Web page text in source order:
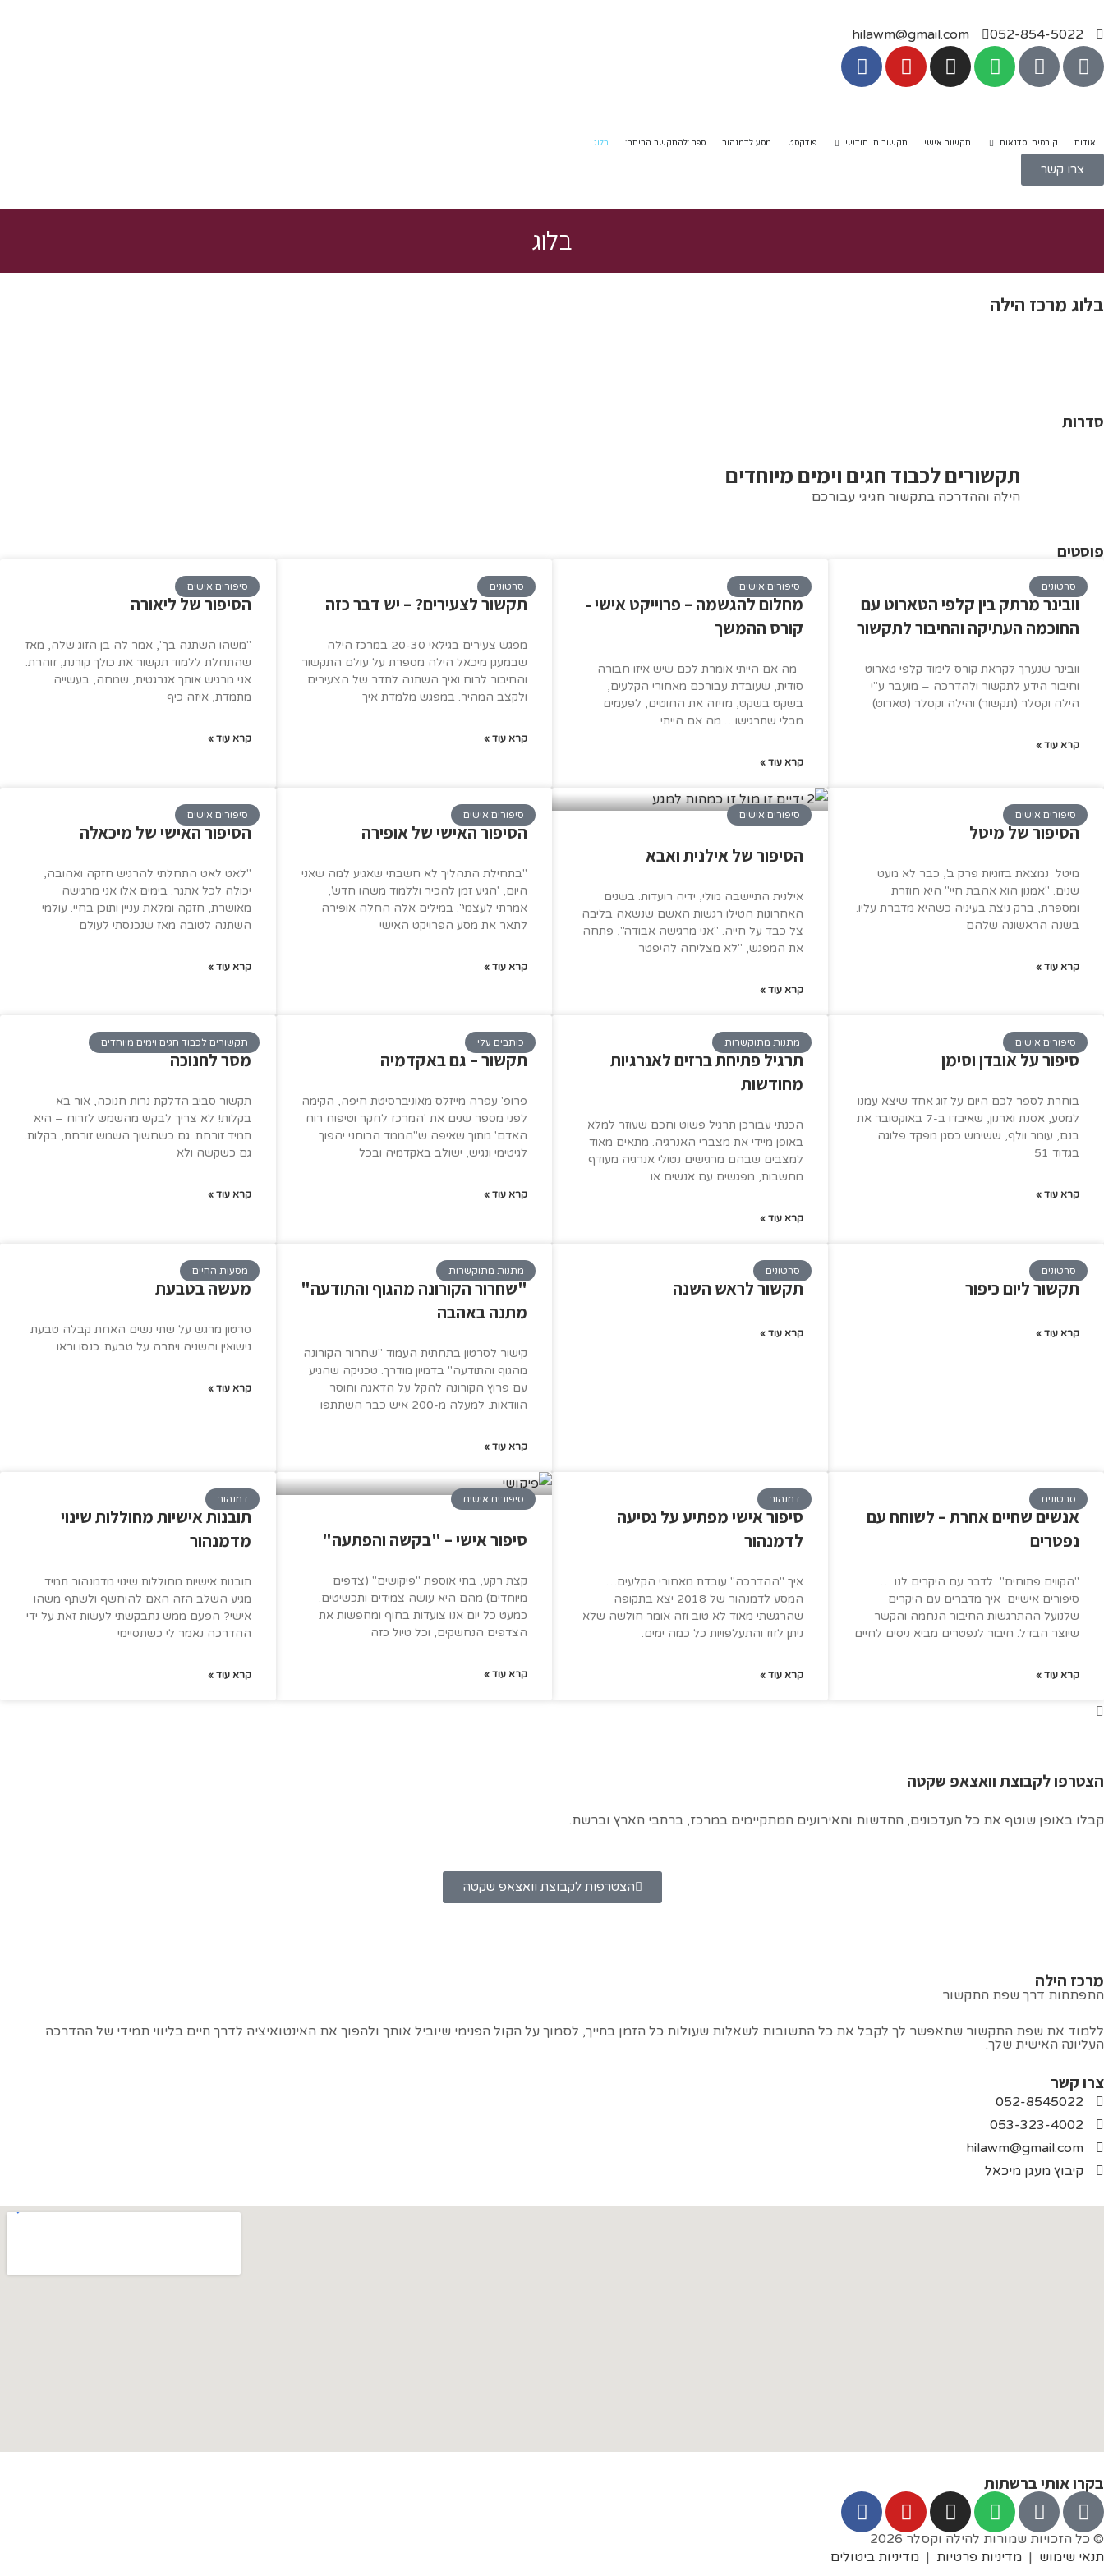
052-854-5022
hilawm@gmail.com
אודות קורסים וסדנאות תקשור אישי תקשור חי חודשי פודקסט מסע לדמנהור ספר 'להתקשר הביתה' בלוג
צרו קשר
בלוג
בלוג מרכז הילה
סדרות
תקשורים לכבוד חגים וימים מיוחדים
הילה וההדרכה בתקשור חגיגי עבורכם
פוסטים
סרטונים
וובינר מרתק בין קלפי הטארוט עם
החוכמה העתיקה והחיבור לתקשור
וובינר שנערך לקראת קורס לימוד קלפי טארוט
וחיבור הידע לתקשור ולהדרכה – מועבר ע"י
הילה וקסלר (תקשור) והילה וקסלר (טארוט)
קרא עוד »
סיפורים אישים
מחלום להגשמה – פרוייקט אישי -
קורס ההמשך
מה אם הייתי אומרת לכם שיש איזו חבורה
סודית, שעובדת עבורכם מאחורי הקלעים,
בשקט בשקט, מזיזה את החוטים, לפעמים
מבלי שתרגישו… מה אם הייתי
קרא עוד »
סרטונים
תקשור לצעירים? – יש דבר כזה
מפגש צעירים בגילאי 20-30 במרכז הילה
שבמעגן מיכאל הילה מספרת על עולם התקשור
והחיבור לרוח ואיך השתנה לתדר של הצעירים
ולקצב המהיר. במפגש מלמדת איך
קרא עוד »
סיפורים אישים
הסיפור של ליאורה
"משהו השתנה בך", אמר לה בן הזוג שלה, מאז
שהתחלת ללמוד תקשור את כולך קורנת, זוהרת.
אני מרגיש אותך אנרגטית, שמחה, בעשייה
מתמדת, איזה כיף
קרא עוד »
סיפורים אישים
הסיפור של מיטל
מיטל נמצאת בזוגיות פרק ב', כבר לא מעט
שנים. "אמנון הוא אהבת חיי" היא חוזרת
ומספרת, ברק ניצת בעיניה כשהיא מדברת עליו.
בשנה הראשונה שלהם
קרא עוד »
סיפורים אישים
הסיפור של אילנית ואבא
אילנית התיישבה מולי, ידיה רועדות. בשנים
האחרונות הטילו רגשות האשם שנשאה בליבה
צל כבד על חייה. "אני מרגישה אבודה", פתחה
את המפגש, "לא מצליחה להיפטר
קרא עוד »
סיפורים אישים
הסיפור האישי של אופירה
"בתחילת התהליך לא חשבתי שאגיע למה שאני
היום, 'הגיע זמן להכיר וללמוד משהו חדש',
אמרתי לעצמי". במילים אלה החלה אופירה
לתאר את מסע הפרויקט האישי
קרא עוד »
סיפורים אישים
הסיפור האישי של מיכאלה
"לאט לאט התחלתי להרגיש חזקה ואהובה,
יכולה לכל אתגר. בימים אלו אני מרגישה
מאושרת, חזקה ומלאת עניין ותוכן בחיי. עולמי
השתנה לטובה מאז שנכנסתי לעולם
קרא עוד »
סיפורים אישים
סיפור על אובדן וסימן
בוחרת לספר לכם היום על זוג אחד שיצא עמנו
למסע, אסנת וארנון, שאיבדו ב-7 באוקטובר את
בנם, עומר וולף, ששימש כסגן מפקד פלוגה
בגדוד 51
קרא עוד »
מתנות מתוקשרות
תרגיל פתיחת ברזים לאנרגיות
מחודשות
הכנתי עבורכן תרגיל פשוט וחכם שעוזר למלא
באופן מיידי את מצברי האנרגיה. מתאים מאוד
למצבים שבהם מרגישים נטולי אנרגיה מעודף
מחשבות, מפגשים עם אנשים או
קרא עוד »
כותבים עלי
תקשור – גם באקדמיה
פרופ' עפרה מייזלס מאוניברסיטת חיפה, הקימה
לפני מספר שנים את 'המרכז לחקר וטיפוח רוח
האדם' מתוך שאיפה ש"הממד הרוחני יהפוך
לגיטימי ונגיש, ישולב באקדמיה ובכל
קרא עוד »
תקשורים לכבוד חגים וימים מיוחדים
מסר לחנוכה
תקשור סביב הדלקת נרות חנוכה, אור בא
בקלות! לא צריך לבקש מהשמש לזרוח – היא
תמיד זורחת. גם כשחשוך השמש זורחת, בקלות.
גם כשקשה ולא
קרא עוד »
סרטונים
תקשור ליום כיפור
קרא עוד »
סרטונים
תקשור לראש השנה
קרא עוד »
מתנות מתוקשרות
"שחרור הקורונה מהגוף והתודעה"
מתנה באהבה
קישור לסרטון בתחתית העמוד "שחרור הקורונה
מהגוף והתודעה" בדמיון מודרך. טכניקה שהגיע
עם פרוץ הקורונה להקל על הדאגה וחוסר
הוודאות. למעלה מ-200 איש כבר השתתפו
קרא עוד »
מסעות החיים
מעשה בטבעת
סרטון מרגש על שתי נשים האחת קבלה טבעת
נישואין והשניה ויתרה על טבעת..כנסו וראו
קרא עוד »
סרטונים
אנשים שחיים אחרת – לשוחח עם
נפטרים
"הקווים פתוחים" לדבר עם היקרים לנו …
סיפורים אישיים איך מדברים עם היקרים
שלנועל ההתרגשות החיבור הנחמה והקשר
שיוצר הבדל. חיבור לנפטרים מביא ניסים לחיים
קרא עוד »
דמנהור
סיפור אישי מפתיע על נסיעה
לדמנהור
איך "ההדרכה" עובדת מאחורי הקלעים…
המסע לדמנהור של 2018 יצא בתקופה
שהרגשתי מאוד לא טוב וזה אומר חולשה שלא
ניתן לזוז והתעלפויות כל כמה ימים.
קרא עוד »
סיפורים אישים
סיפור אישי – "בקשה והפתעה"
קצת רקע, בתי אוספת "פיקושים" (צדפים
מיוחדים) מהם היא עושה צמידים ותכשיטים.
כמעט כל יום אנו צועדות בחוף ומחפשות את
הצדפים הנחשקים, וכל טיול כזה
קרא עוד »
דמנהור
תובנות אישיות מחוללות שינוי
מדמנהור
תובנות אישיות מחוללות שינוי מדמנהור תמיד
מגיע השלב הזה האם להיחשף ולשתף משהו
אישי? הפעם ממש נתבקשתי לעשות זאת על ידי
ההדרכה נאמר לי כשתסיימי
קרא עוד »
הצטרפו לקבוצת וואצאפ שקטה
קבלו באופן שוטף את כל העדכונים, החדשות והאירועים המתקיימים במרכז, ברחבי הארץ וברשת.
הצטרפות לקבוצת וואצאפ שקטה
מרכז הילה
התפתחות דרך שפת התקשור
ללמוד את שפת התקשור שתאפשר לך לקבל את כל התשובות לשאלות שעולות כל הזמן בחייך, לסמוך על הקול הפנימי שיוביל אותך ולהפוך את האינטואיציה לדרך חיים בליווי תמידי של ההדרכה
העליונה האישית שלך.
צרו קשר
052-8545022
053-323-4002
hilawm@gmail.com
קיבוץ מעגן מיכאל
בקרו אותי ברשתות
© כל הזכויות שמורות להילה וקסלר 2026
תנאי שימוש | מדיניות פרטיות | מדיניות ביטולים